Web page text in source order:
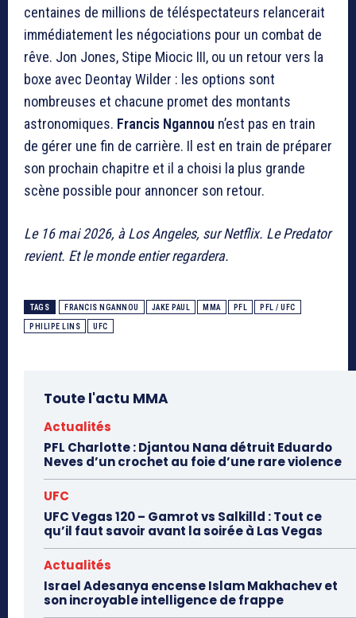
centaines de millions de téléspectateurs relancerait
immédiatement les négociations pour un combat de
rêve. Jon Jones, Stipe Miocic III, ou un retour vers la
boxe avec Deontay Wilder : les options sont
nombreuses et chacune promet des montants
astronomiques. Francis Ngannou n’est pas en train
de gérer une fin de carrière. Il est en train de préparer
son prochain chapitre et il a choisi la plus grande
scène possible pour annoncer son retour.
Le 16 mai 2026, à Los Angeles, sur Netflix. Le Predator
revient. Et le monde entier regardera.
TAGS FRANCIS NGANNOU JAKE PAUL MMA PFL PFL / UFC
PHILIPE LINS UFC
Toute l'actu MMA
Actualités
PFL Charlotte : Djantou Nana détruit Eduardo
Neves d’un crochet au foie d’une rare violence
UFC
UFC Vegas 120 – Gamrot vs Salkilld : Tout ce
qu’il faut savoir avant la soirée à Las Vegas
Actualités
Israel Adesanya encense Islam Makhachev et
son incroyable intelligence de frappe